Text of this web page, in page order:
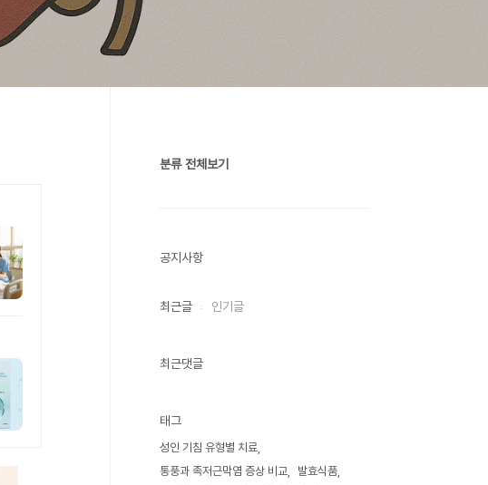
분류 전체보기
공지사항
최근글 인기글
최근댓글
태그
성인 기침 유형별 치료
통풍과 족저근막염 증상 비교
발효식품